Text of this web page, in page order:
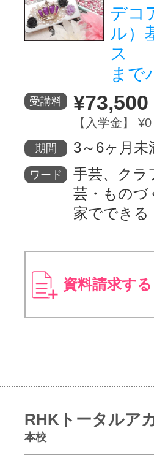
デコ
ル）
ス
まで
受講料 ¥73,500
【入学金】
期間 3～6ヶ月未
ワード
手芸、クラ
芸・ものづ
家でできる
資料請求する
RHKトータルア
本校